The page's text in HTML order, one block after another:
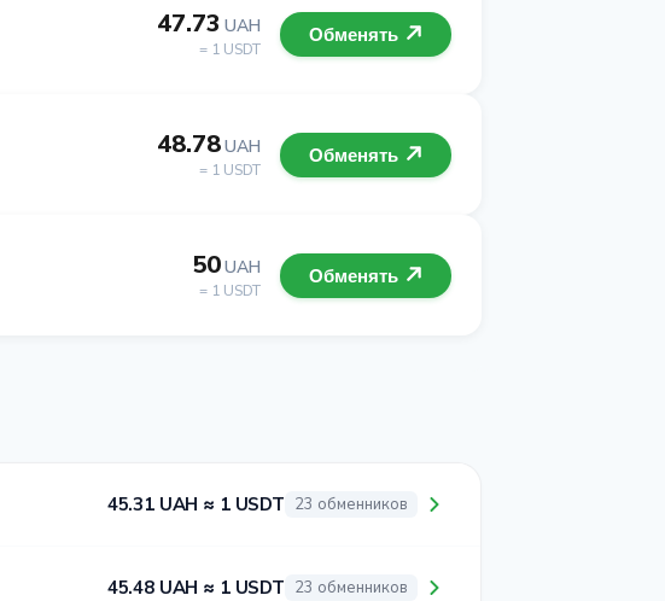
47.73 UAH
= 1 USDT
Обменять
48.78UAH
= 1 USDT
Обменять
50UAH
= 1 USDT
Обменять
45.31 UAH ≈ 1 USDT 23 обменников
45.48 UAH ≈ 1 USDT 23 обменников